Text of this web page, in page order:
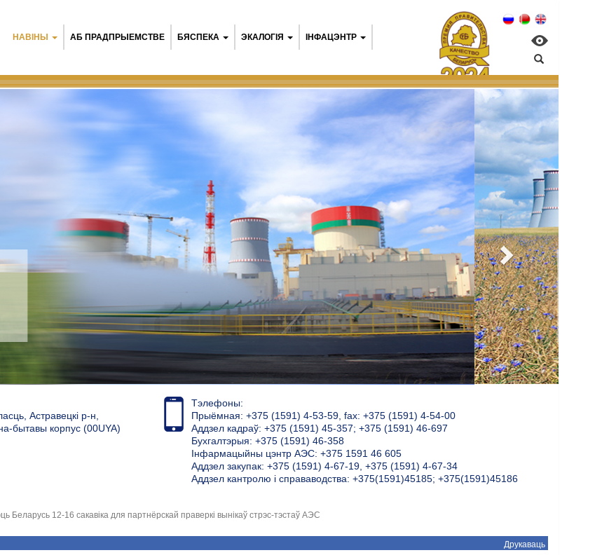
НАВІНЫ АБ ПРАДПРЫЕМСТВЕ БЯСПЕКА ЭКАЛОГІЯ IНФАЦЭНТР
Астравецкі р-н,
бытавы корпус (00UYA)
Тэлефоны:
Прыёмная: +375 (1591) 4-53-59, fax: +375 (1591) 4-54-00
Аддзел кадраў: +375 (1591) 45-357; +375 (1591) 46-697
Бухгалтэрыя: +375 (1591) 46-358
Інфармацыйны цэнтр АЭС: +375 1591 46 605
Аддзел закупак: +375 (1591) 4-67-19, +375 (1591) 4-67-34
Аддзел кантролю і справаводства: +375(1591)45185; +375(1591)45186
Беларусь 12-16 сакавіка для партнёрскай праверкі вынікаў стрэс-тэстаў АЭС
Друкаваць